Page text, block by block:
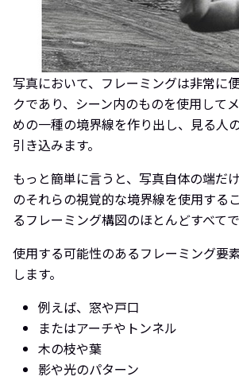
写真において、フレーミングは非常に
クであり、シーン内のものを使用して
めの一種の境界線を作り出し、見る人
引き込みます。
もっと簡単に言うと、写真自体の端だ
のそれらの視覚的な境界線を使用する
るフレーミング構図のほとんどすべてで
使用する可能性のあるフレーミング要
します。
例えば、窓や戸口
またはアーチやトンネル
木の枝や葉
影や光のパターン